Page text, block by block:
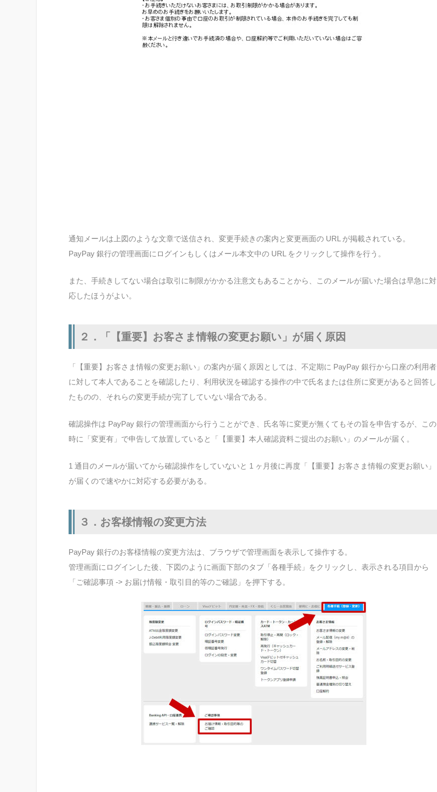
通知メールは上図のような文章で送信され、変更手続きの案内と変更画面の URL が掲載されている。
PayPay 銀行の管理画面にログインもしくはメール本文中の URL をクリックして操作を行う。
また、手続きしてない場合は取引に制限がかかる注意文もあることから、このメールが届いた場合は早急に対
応したほうがよい。
２．「【重要】お客さま情報の変更お願い」が届く原因
「【重要】お客さま情報の変更お願い」の案内が届く原因としては、不定期に PayPay 銀行から口座の利用者
に対して本人であることを確認したり、利用状況を確認する操作の中で氏名または住所に変更があると回答し
たものの、それらの変更手続が完了していない場合である。
確認操作は PayPay 銀行の管理画面から行うことができ、氏名等に変更が無くてもその旨を申告するが、この
時に「変更有」で申告して放置していると「【重要】本人確認資料ご提出のお願い」のメールが届く。
1 通目のメールが届いてから確認操作をしていないと 1 ヶ月後に再度「【重要】お客さま情報の変更お願い」
が届くので速やかに対応する必要がある。
３．お客様情報の変更方法
PayPay 銀行のお客様情報の変更方法は、ブラウザで管理画面を表示して操作する。
管理画面にログインした後、下図のように画面下部のタブ「各種手続」をクリックし、表示される項目から
「ご確認事項 -> お届け情報・取引目的等のご確認」を押下する。